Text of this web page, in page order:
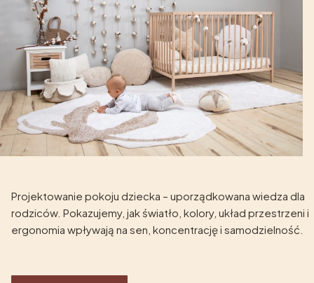
Projektowanie pokoju dziecka – uporządkowana wiedza dla
rodziców. Pokazujemy, jak światło, kolory, układ przestrzeni i
ergonomia wpływają na sen, koncentrację i samodzielność.